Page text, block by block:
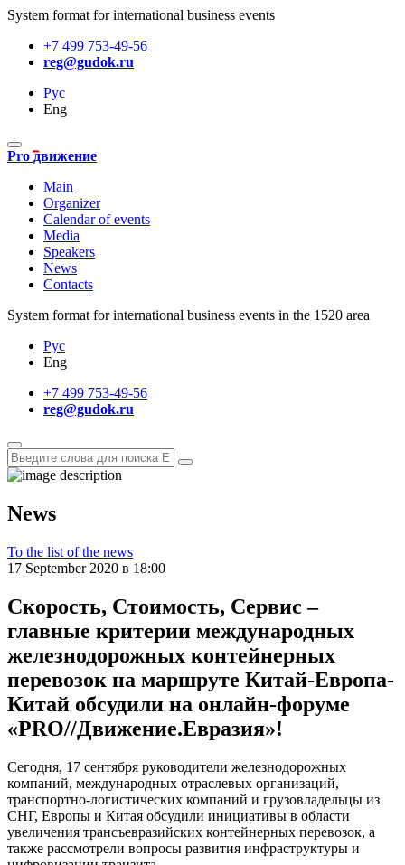
System format for international business events
+7 499 753-49-56
reg@gudok.ru
Рус
Eng
Pro движение
Main
Organizer
Calendar of events
Media
Speakers
News
Contacts
System format for international business events in the 1520 area
Рус
Eng
+7 499 753-49-56
reg@gudok.ru
News
To the list of the news
17 September 2020 в 18:00
Скорость, Стоимость, Сервис –
главные критерии международных
железнодорожных контейнерных
перевозок на маршруте Китай-Европа-
Китай обсудили на онлайн-форуме
«PRO//Движение.Евразия»!
Сегодня, 17 сентября руководители железнодорожных
компаний, международных отраслевых организаций,
транспортно-логистических компаний и грузовладельцы из
СНГ, Европы и Китая обсудили инициативы в области
увеличения трансъевразийских контейнерных перевозок, а
также рассмотрели вопросы развития инфраструктуры и